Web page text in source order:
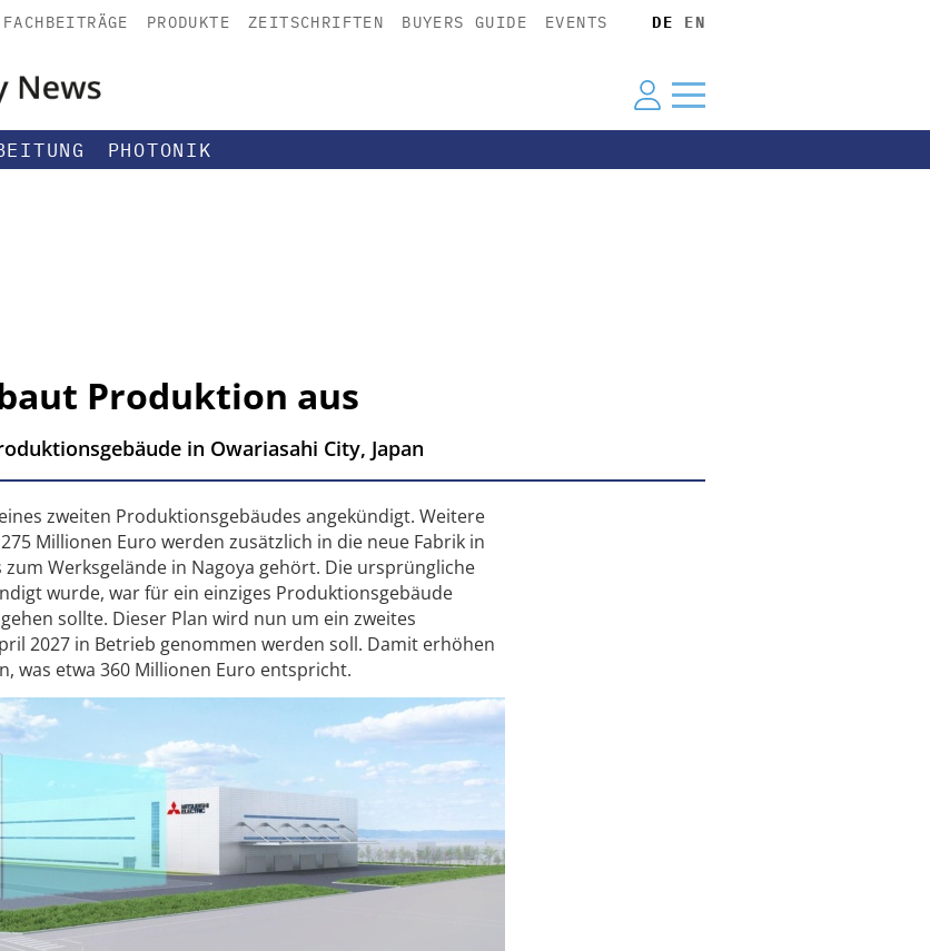
FACHBEITRÄGE PRODUKTE ZEITSCHRIFTEN BUYERS GUIDE EVENTS DE EN
PHOTONIK
Produktion aus
in Owariasahi City, Japan
zweiten Produktionsgebäudes angekündigt. Weitere
Millionen Euro werden zusätzlich in die neue Fabrik in
Werksgelände in Nagoya gehört. Die ursprüngliche
wurde, war für ein einziges Produktionsgebäude
sollte. Dieser Plan wird nun um ein zweites
2027 in Betrieb genommen werden soll. Damit erhöhen
was etwa 360 Millionen Euro entspricht.